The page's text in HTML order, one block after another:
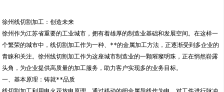
徐州线切割加工：创造未来
徐州作为江苏省重要的工业城市，拥有着雄厚的制造业基础和发展空间。在这样一
个繁荣的城市中，线切割加工作为一种、**的金属加工方法，正逐渐受到多企业的
青睐和关注。徐州线切割加工作为这座城市制造业的一颗璀璨明珠，正在悄然崭露
头角，为企业提供高质量的加工服务，助力客户实现多的业务目标。
一、基本原理：铸就**品质